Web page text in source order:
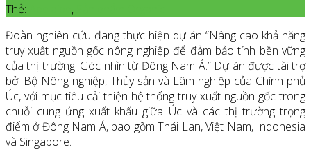
Thẻ:
,
Đoàn nghiên cứu đang thực hiện dự án “Nâng cao khả năng
truy xuất nguồn gốc nông nghiệp để đảm bảo tính bền vững
của thị trường: Góc nhìn từ Đông Nam Á.” Dự án được tài trợ
bởi Bộ Nông nghiệp, Thủy sản và Lâm nghiệp của Chính phủ
Úc, với mục tiêu cải thiện hệ thống truy xuất nguồn gốc trong
chuỗi cung ứng xuất khẩu giữa Úc và các thị trường trọng
điểm ở Đông Nam Á, bao gồm Thái Lan, Việt Nam, Indonesia
và Singapore.